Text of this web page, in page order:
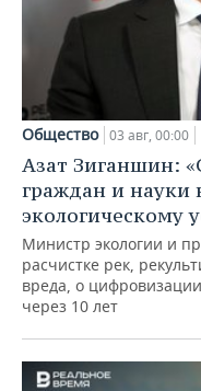
Общество 03 авг, 00:00
Азат Зиганшин:
граждан и науки
экологическому
Министр экологии и
расчистке рек,
вреда, о
через 10 лет